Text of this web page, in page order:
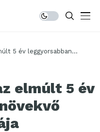
5 év leggyorsabban
elmúlt 5 év